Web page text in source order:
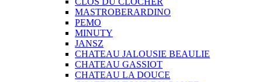
MASTROBERARDINO
PEMO
MINUTY
JANSZ
CHATEAU JALOUSIE BEAULIE
CHATEAU GASSIOT
CHATEAU LA DOUCE